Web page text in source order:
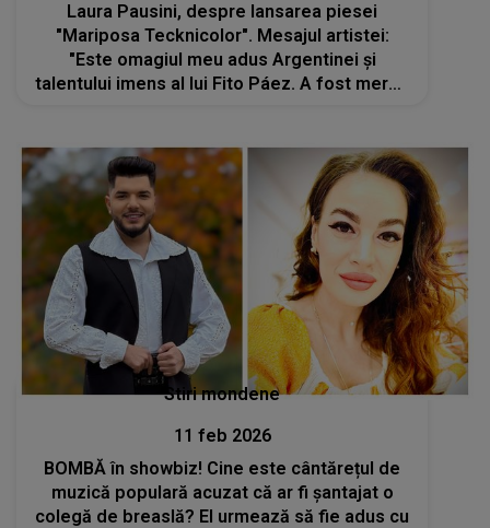
Laura Pausini, despre lansarea piesei
"Mariposa Tecknicolor". Mesajul artistei:
"Este omagiul meu adus Argentinei și
talentului imens al lui Fito Páez. A fost mereu
Stiri mondene
11 feb 2026
BOMBĂ în showbiz! Cine este cântărețul de
muzică populară acuzat că ar fi șantajat o
colegă de breaslă? El urmează să fie adus cu